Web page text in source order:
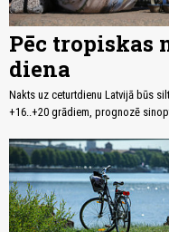
Pēc tropiskas
diena
Nakts uz ceturtdienu Latvijā būs
+16..+20 grādiem, prognozē